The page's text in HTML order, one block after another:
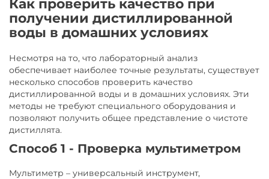
Как проверить качество при
получении дистиллированной
воды в домашних условиях
Несмотря на то, что лабораторный анализ
обеспечивает наиболее точные результаты, существует
несколько способов проверить качество
дистиллированной воды и в домашних условиях. Эти
методы не требуют специального оборудования и
позволяют получить общее представление о чистоте
дистиллята.
Способ 1 - Проверка мультиметром
Мультиметр – универсальный инструмент,